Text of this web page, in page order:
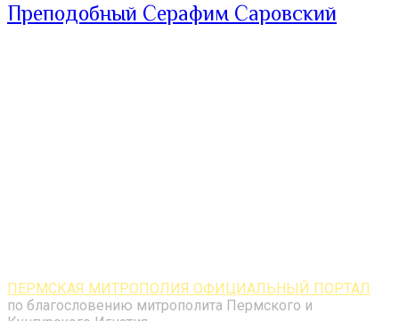
Преподобный Серафим Саровский
ПЕРМСКАЯ МИТРОПОЛИЯ ОФИЦИАЛЬНЫЙ ПОРТАЛ
по благословению митрополита Пермского и